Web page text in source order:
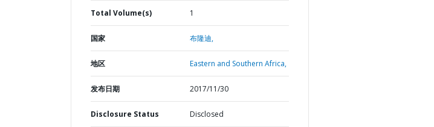
Total Volume(s) 1
国家 布隆迪,
地区 Eastern and Southern Africa,
发布日期 2017/11/30
Disclosure Status Disclosed